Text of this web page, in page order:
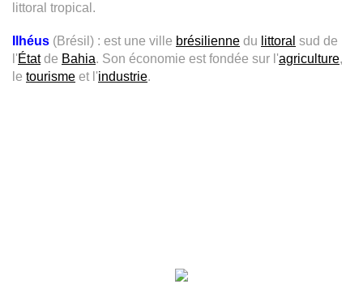
littoral tropical.
Ilhéus (Brésil) : est une ville brésilienne du littoral sud de
l'Étatde Bahia. Son économie est fondée sur l'agriculture,
le tourisme et l'industrie.